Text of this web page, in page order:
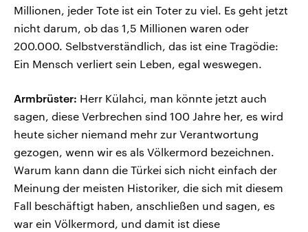
Millionen, jeder Tote ist ein Toter zu viel. Es geht jetzt
nicht darum, ob das 1,5 Millionen waren oder
200.000. Selbstverständlich, das ist eine Tragödie:
Ein Mensch verliert sein Leben, egal weswegen.
Armbrüster: Herr Külahci, man könnte jetzt auch
sagen, diese Verbrechen sind 100 Jahre her, es wird
heute sicher niemand mehr zur Verantwortung
gezogen, wenn wir es als Völkermord bezeichnen.
Warum kann dann die Türkei sich nicht einfach der
Meinung der meisten Historiker, die sich mit diesem
Fall beschäftigt haben, anschließen und sagen, es
war ein Völkermord, und damit ist diese